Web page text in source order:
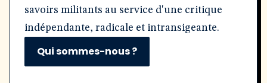
savoirs militants au service d'une critique
indépendante, radicale et intransigeante.
Qui sommes-nous ?